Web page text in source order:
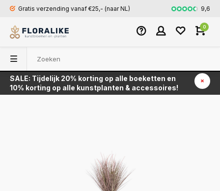
Gratis verzending vanaf €25,- (naar NL) Snel en9,6
0
SALE: Tijdelijk 20% korting op alle boeketten en
10% korting op alle kunstplanten & accessoires!
Terug